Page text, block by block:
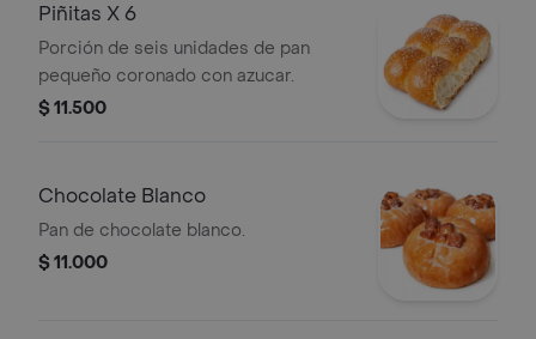
Piñitas X 6
Porción de seis unidades de pan
pequeño coronado con azucar.
$ 11.500
Chocolate Blanco
Pan de chocolate blanco.
$ 11.000